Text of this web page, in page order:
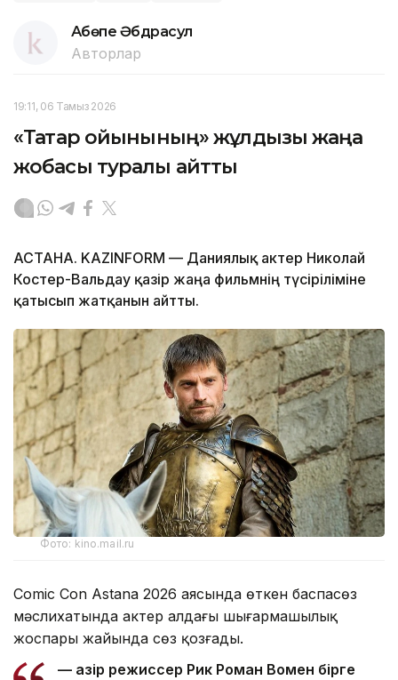
Ақбөпе Әбдрасул
Авторлар
19:11, 06 Тамыз 2026
«Тақтар ойынының» жұлдызы жаңа
жобасы туралы айтты
АСТАНА. KAZINFORM — Даниялық актер Николай
Костер-Вальдау қазір жаңа фильмнің түсіріліміне
қатысып жатқанын айтты.
Фото: kino.mail.ru
Comic Con Astana 2026 аясында өткен баспасөз
мәслихатында актер алдағы шығармашылық
жоспары жайында сөз қозғады.
— Қазір режиссер Рик Роман Вомен бірге